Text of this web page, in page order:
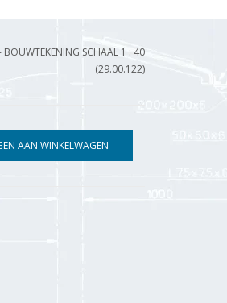
SCHAAL 1 : 40
(29.00.122)
AAN WINKELWAGEN